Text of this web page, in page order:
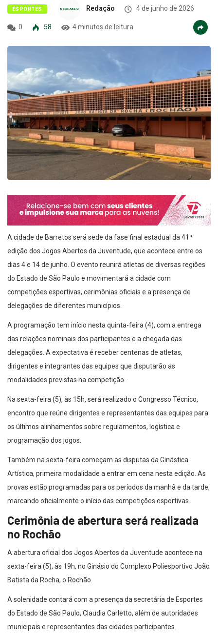
0 58 4 minutos de leitura
A cidade de Barretos será sede da fase final estadual da 41ª
edição dos Jogos Abertos da Juventude, que acontece entre os
dias 4 e 14 de junho. O evento reunirá atletas de diversas regiões
do Estado de São Paulo e movimentará a cidade com
competições esportivas, cerimônias oficiais e a presença de
delegações de diferentes municípios.
das relações nominais dos participantes e a chegada das
delegações. A expectativa é receber centenas de atletas,
dirigentes e integrantes das equipes que disputarão as
modalidades previstas na competição.
encontro que reúne dirigentes e representantes das equipes para
os últimos alinhamentos sobre regulamentos, logística e
programação dos jogos.
Artística, primeira modalidade a entrar em cena nesta edição. As
provas estão programadas para os períodos da manhã e da tarde,
marcando oficialmente o início das competições esportivas.
Cerimônia de abertura será realizada
no Rochão
A abertura oficial dos Jogos Abertos da Juventude acontece na
sexta-feira (5), às 19h, no Ginásio do Complexo Poliesportivo João
Batista da Rocha, o Rochão.
do Estado de São Paulo, Claudia Carletto, além de autoridades
municipais e representantes das cidades participantes.